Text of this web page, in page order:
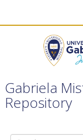
Gabriela
Repository